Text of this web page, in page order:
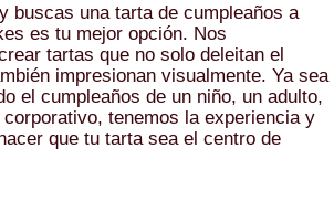
buscas una tarta de cumpleaños a
es tu mejor opción. Nos
tartas que no solo deleitan el
impresionan visualmente. Ya sea
el cumpleaños de un niño, un adulto,
tenemos la experiencia y
que tu tarta sea el centro de